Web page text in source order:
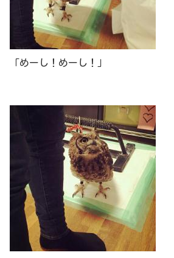
「めーし！めーし！」